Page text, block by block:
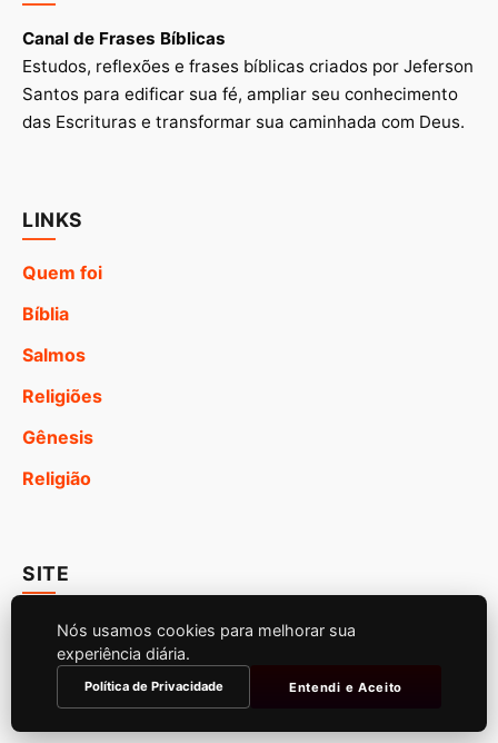
Canal de Frases Bíblicas
Estudos, reflexões e frases bíblicas criados por Jeferson
Santos para edificar sua fé, ampliar seu conhecimento
das Escrituras e transformar sua caminhada com Deus.
LINKS
Quem foi
Bíblia
Salmos
Religiões
Gênesis
Religião
SITE
Início
Política de Privacidade
Política de Cookies
Nós usamos cookies para melhorar sua
experiência diária.
Política de Privacidade Entendi e Aceito